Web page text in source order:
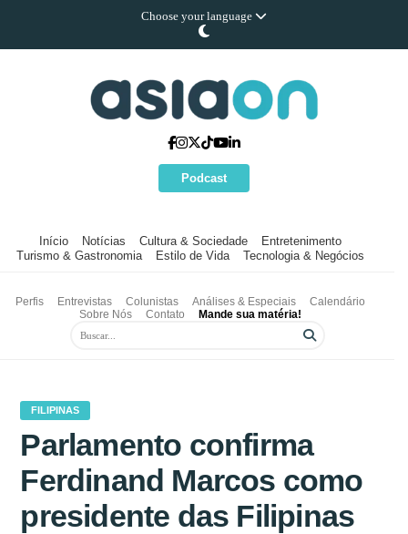
Choose your language
Podcast
Início Notícias Cultura & Sociedade
Entretenimento
Turismo & Gastronomia
Estilo de Vida Tecnologia & Negócios
Perfis Entrevistas Colunistas Análises & Especiais
Calendário
Sobre Nós
Contato Mande sua matéria!
FILIPINAS
Parlamento confirma
Ferdinand Marcos como
presidente das Filipinas